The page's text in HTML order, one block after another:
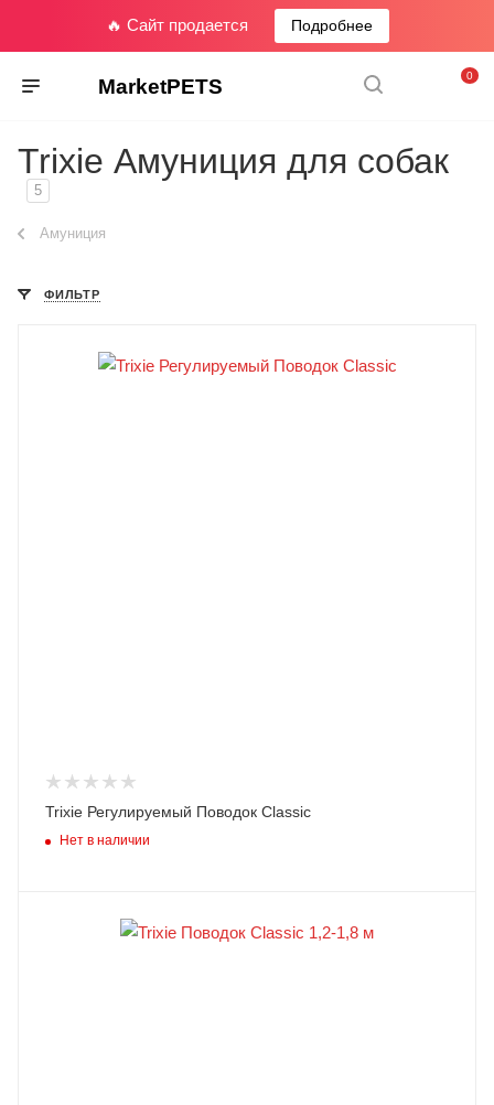
🔥 Сайт продается Подробнее
MarketPETS 0
Trixie Амуниция для собак
5
Амуниция
ФИЛЬТР
Trixie Регулируемый Поводок Classic
Нет в наличии